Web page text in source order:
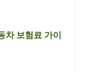
차 보험료 가이